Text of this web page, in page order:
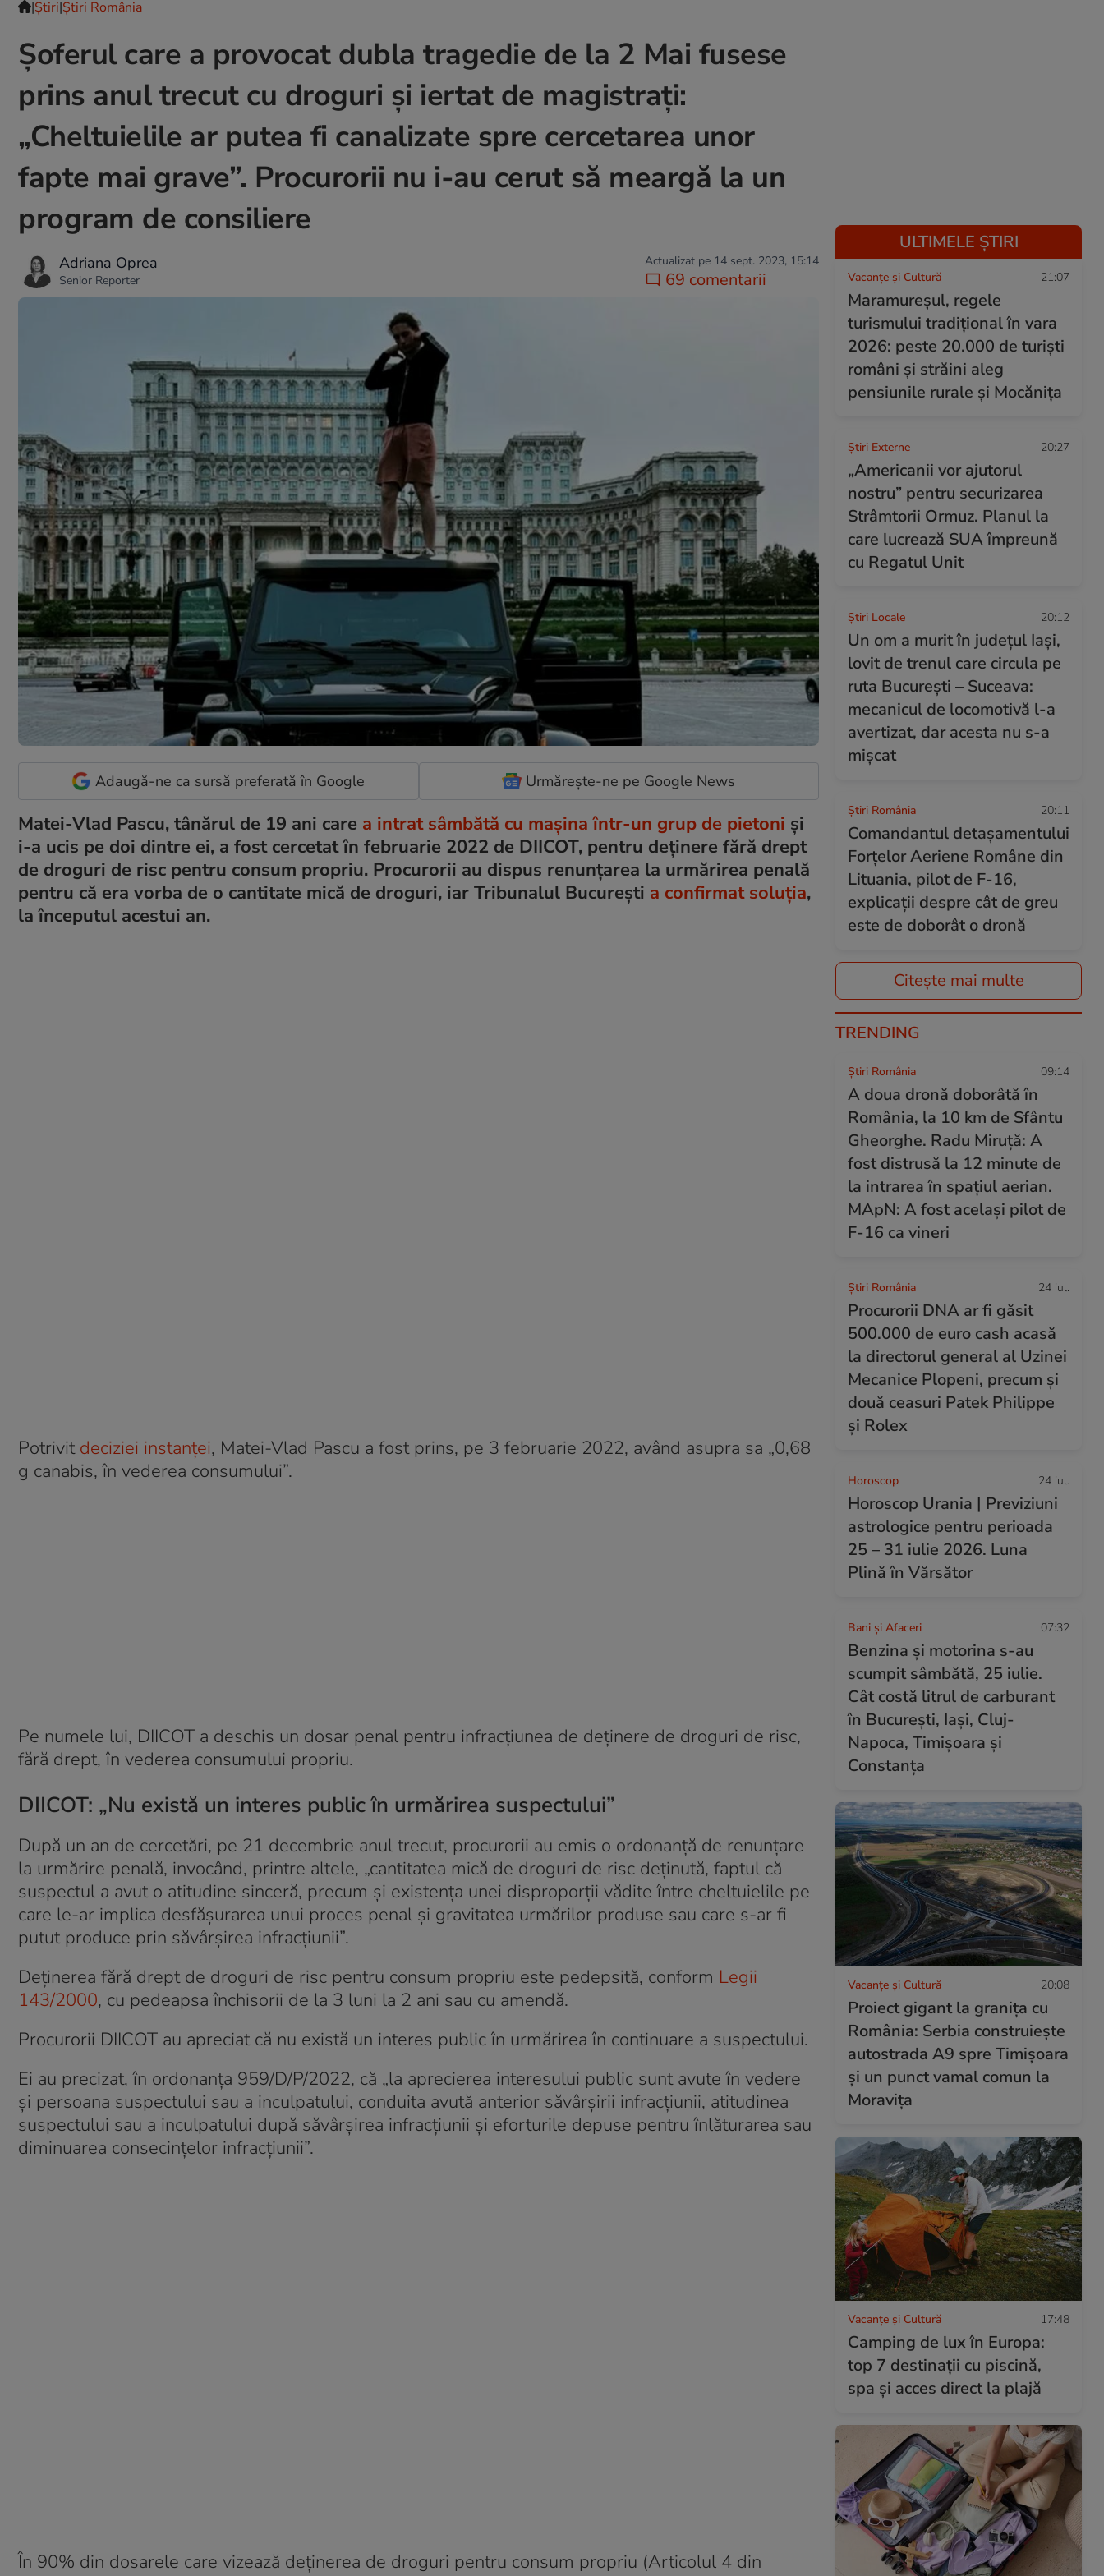
|Ştiri|Știri România
Şoferul care a provocat dubla tragedie de la 2 Mai fusese
prins anul trecut cu droguri şi iertat de magistraţi:
„Cheltuielile ar putea fi canalizate spre cercetarea unor
fapte mai grave”. Procurorii nu i-au cerut să meargă la un
program de consiliere
Adriana Oprea
Senior Reporter
Actualizat pe 14 sept. 2023, 15:14
69 comentarii
Adaugă-ne ca sursă preferată în Google Urmărește-ne pe Google News
Matei-Vlad Pascu, tânărul de 19 ani care a intrat sâmbătă cu maşina într-un grup de pietoni şi
i-a ucis pe doi dintre ei, a fost cercetat în februarie 2022 de DIICOT, pentru deținere fără drept
de droguri de risc pentru consum propriu. Procurorii au dispus renunțarea la urmărirea penală
pentru că era vorba de o cantitate mică de droguri, iar Tribunalul Bucureşti a confirmat soluţia,
la începutul acestui an.
Potrivit deciziei instanței, Matei-Vlad Pascu a fost prins, pe 3 februarie 2022, având asupra sa „0,68
g canabis, în vederea consumului”.
Pe numele lui, DIICOT a deschis un dosar penal pentru infracţiunea de deținere de droguri de risc,
fără drept, în vederea consumului propriu.
DIICOT: „Nu există un interes public în urmărirea suspectului”
După un an de cercetări, pe 21 decembrie anul trecut, procurorii au emis o ordonanță de renunțare
la urmărire penală, invocând, printre altele, „cantitatea mică de droguri de risc deținută, faptul că
suspectul a avut o atitudine sinceră, precum și existența unei disproporții vădite între cheltuielile pe
care le-ar implica desfășurarea unui proces penal și gravitatea urmărilor produse sau care s-ar fi
putut produce prin săvârșirea infracțiunii”.
Deținerea fără drept de droguri de risc pentru consum propriu este pedepsită, conform Legii
143/2000, cu pedeapsa închisorii de la 3 luni la 2 ani sau cu amendă.
Procurorii DIICOT au apreciat că nu există un interes public în urmărirea în continuare a suspectului.
Ei au precizat, în ordonanţa 959/D/P/2022, că „la aprecierea interesului public sunt avute în vedere
și persoana suspectului sau a inculpatului, conduita avută anterior săvârșirii infracțiunii, atitudinea
suspectului sau a inculpatului după săvârșirea infracțiunii și eforturile depuse pentru înlăturarea sau
diminuarea consecințelor infracțiunii”.
În 90% din dosarele care vizează deținerea de droguri pentru consum propriu (Articolul 4 din
ULTIMELE ȘTIRI
Vacanțe și Cultură 21:07
Maramureșul, regele
turismului tradițional în vara
2026: peste 20.000 de turiști
români și străini aleg
pensiunile rurale și Mocănița
Știri Externe 20:27
„Americanii vor ajutorul
nostru” pentru securizarea
Strâmtorii Ormuz. Planul la
care lucrează SUA împreună
cu Regatul Unit
Știri Locale 20:12
Un om a murit în județul Iași,
lovit de trenul care circula pe
ruta București – Suceava:
mecanicul de locomotivă l-a
avertizat, dar acesta nu s-a
mișcat
Știri România 20:11
Comandantul detașamentului
Forțelor Aeriene Române din
Lituania, pilot de F-16,
explicații despre cât de greu
este de doborât o dronă
Citește mai multe
TRENDING
Știri România 09:14
A doua dronă doborâtă în
România, la 10 km de Sfântu
Gheorghe. Radu Miruță: A
fost distrusă la 12 minute de
la intrarea în spațiul aerian.
MApN: A fost același pilot de
F-16 ca vineri
Știri România 24 iul.
Procurorii DNA ar fi găsit
500.000 de euro cash acasă
la directorul general al Uzinei
Mecanice Plopeni, precum și
două ceasuri Patek Philippe
și Rolex
Horoscop 24 iul.
Horoscop Urania | Previziuni
astrologice pentru perioada
25 – 31 iulie 2026. Luna
Plină în Vărsător
Bani și Afaceri 07:32
Benzina și motorina s-au
scumpit sâmbătă, 25 iulie.
Cât costă litrul de carburant
în București, Iași, Cluj-
Napoca, Timișoara și
Constanța
Vacanțe și Cultură 20:08
Proiect gigant la granița cu
România: Serbia construiește
autostrada A9 spre Timișoara
și un punct vamal comun la
Moravița
Vacanțe și Cultură 17:48
Camping de lux în Europa:
top 7 destinații cu piscină,
spa și acces direct la plajă